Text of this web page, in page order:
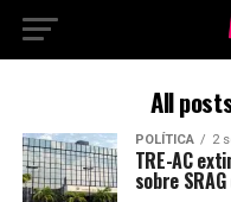
All
POLÍTICA 2
TRE-AC
sobre